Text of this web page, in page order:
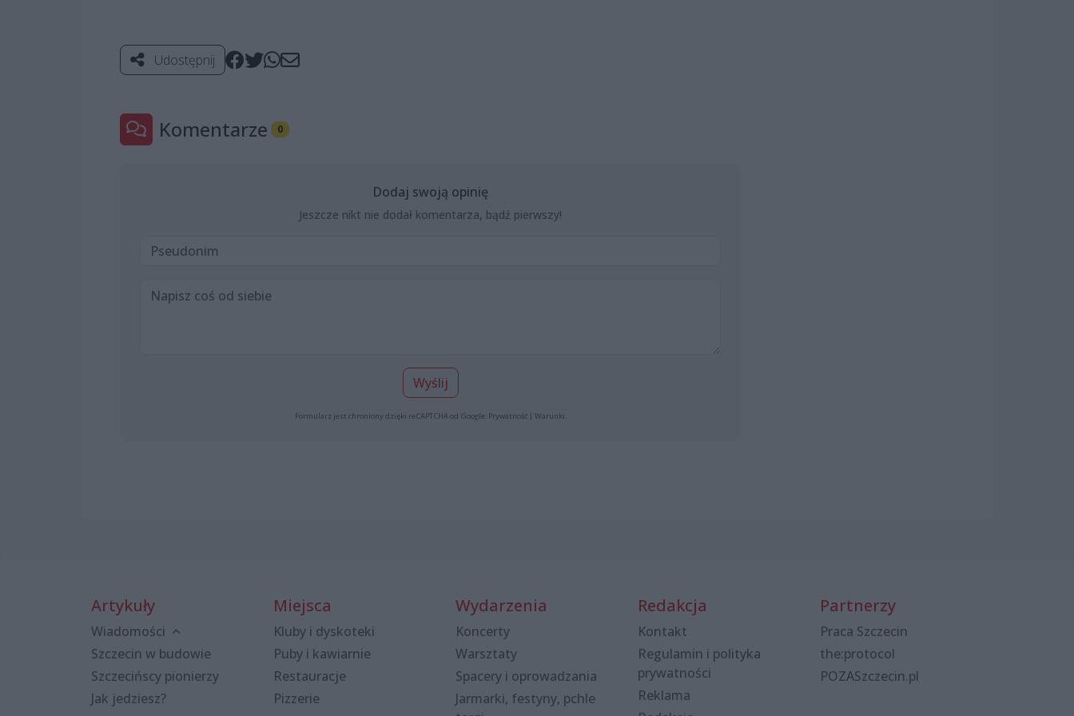
Udostępnij
Komentarze 0
Dodaj swoją opinię
Jeszcze nikt nie dodał komentarza, bądź pierwszy!
Wyślij
Formularz jest chroniony dzięki reCAPTCHA od Google: Prywatność| Warunki
Artykuły
Wiadomości
Szczecin w budowie
Szczecińscy pionierzy
Jak jedziesz?
Miejsca
Kluby i dyskoteki
Puby i kawiarnie
Restauracje
Pizzerie
Wydarzenia
Koncerty
Warsztaty
Spacery i oprowadzania
Jarmarki, festyny, pchle
Redakcja
Kontakt
Regulamin i polityka
prywatności
Reklama
Partnerzy
Praca Szczecin
the:protocol
POZASzczecin.pl